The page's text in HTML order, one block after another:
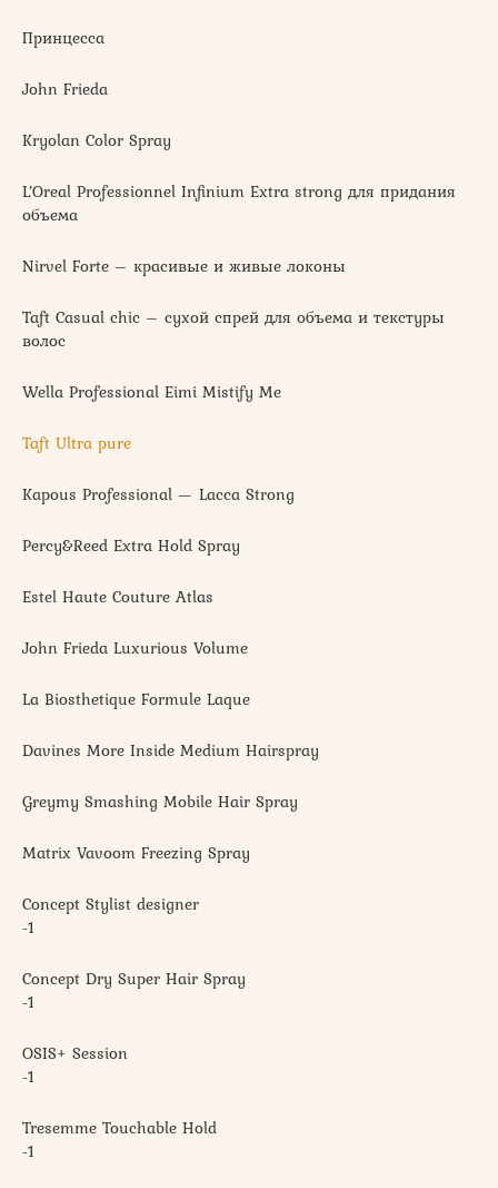
Принцесса
John Frieda
Kryolan Color Spray
L’Oreal Professionnel Infinium Extra strong для придания
объема
Nirvel Forte – красивые и живые локоны
Taft Casual chic – сухой спрей для объема и текстуры
волос
Wella Professional Eimi Mistify Me
Taft Ultra pure
Kapous Professional — Lacca Strong
Percy&Reed Extra Hold Spray
Estel Haute Couture Atlas
John Frieda Luxurious Volume
La Biosthetique Formule Laque
Davines More Inside Medium Hairspray
Greymy Smashing Mobile Hair Spray
Matrix Vavoom Freezing Spray
Concept Stylist designer
-1
Concept Dry Super Hair Spray
-1
OSIS+ Session
-1
Tresemme Touchable Hold
-1